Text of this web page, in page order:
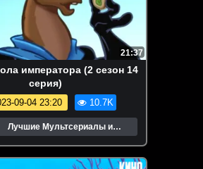
21:37
императора (2 сезон 14
серия)
09-04 23:20 10.7K
Лучшие Мультсериалы и